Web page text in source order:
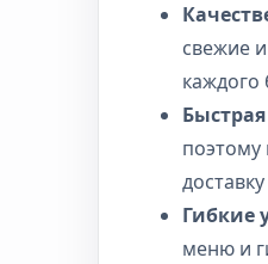
свежие
каждого
Гибкие
меню и